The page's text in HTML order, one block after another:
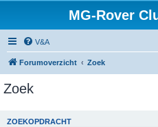
MG-Rover
V&A
Forumoverzicht Zoek
Zoek
ZOEKOPDRACHT